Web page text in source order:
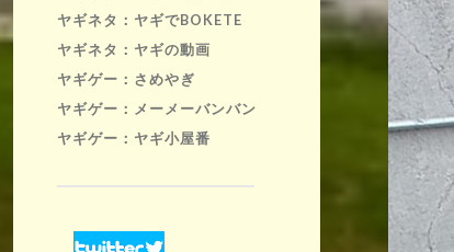
ヤギネタ：ヤギでBOKETE
ヤギネタ：ヤギの動画
ヤギゲー：さめやぎ
ヤギゲー：メーメーバンバン
ヤギゲー：ヤギ小屋番